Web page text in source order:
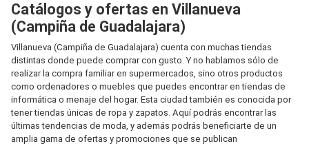
Catálogos y ofertas en Villanueva
(Campiña de Guadalajara)
Villanueva (Campiña de Guadalajara) cuenta con muchas tiendas
distintas donde puede comprar con gusto. Y no hablamos sólo de
realizar la compra familiar en supermercados, sino otros productos
como ordenadores o muebles que puedes encontrar en tiendas de
informática o menaje del hogar. Esta ciudad también es conocida por
tener tiendas únicas de ropa y zapatos. Aquí podrás encontrar las
últimas tendencias de moda, y además podrás beneficiarte de un
amplia gama de ofertas y promociones que se publican